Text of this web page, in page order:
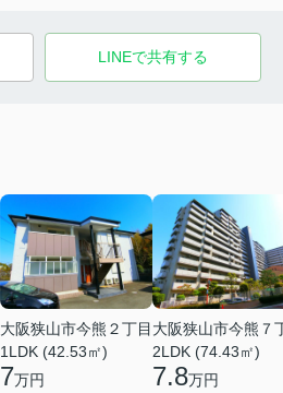
LINEで共有する
大阪狭山市今熊２丁目
1LDK (42.53㎡)
7万円
大阪狭山市今熊７
2LDK (74.43㎡)
7.8万円